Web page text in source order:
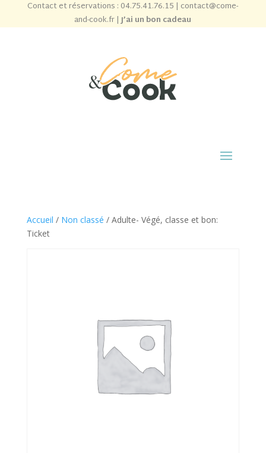
Contact et réservations : 04.75.41.76.15 | contact@come-
and-cook.fr|J’ai un bon cadeau
Accueil / Non classé / Adulte- Végé, classe et bon:
Ticket